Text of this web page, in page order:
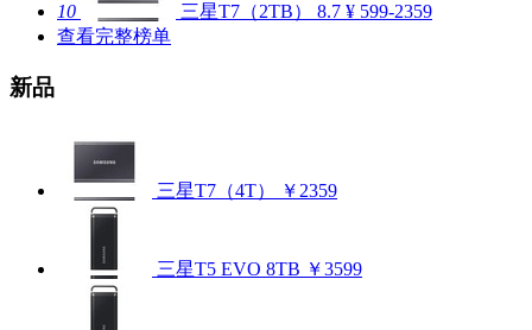
10 三星T7（2TB） 8.7 ¥ 599-2359
查看完整榜单
新品
三星T7（4T） ￥2359
三星T5 EVO 8TB ￥3599